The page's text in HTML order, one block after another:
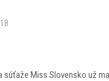
súťaže Miss Slovensko už